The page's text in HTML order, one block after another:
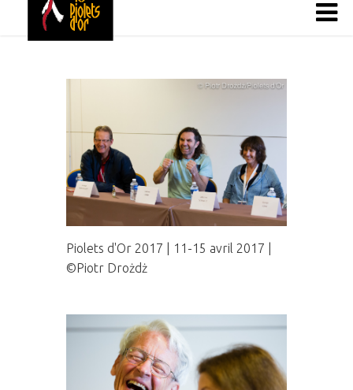
Piolets d'Or 2017 | 11-15 avril 2017 |
©Piotr Drożdż